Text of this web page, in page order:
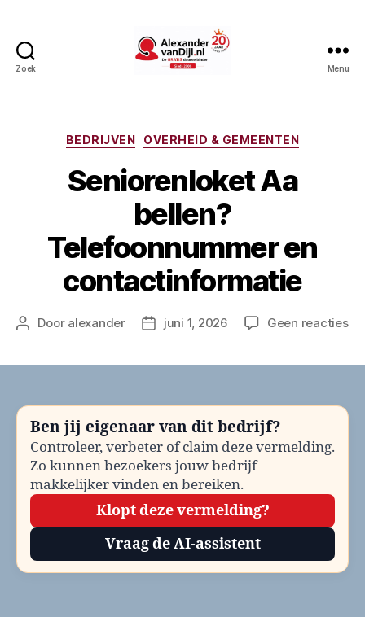
Zoek Menu
Categorieën
BEDRIJVEN OVERHEID & GEMEENTEN
Seniorenloket Aa
bellen?
Telefoonnummer en
contactinformatie
Berichtauteur
Door alexander Berichtdatum
juni 1, 2026 Geen reactiesop
en
Ben jij eigenaar van dit bedrijf?
Controleer, verbeter of claim deze vermelding.
Zo kunnen bezoekers jouw bedrijf
makkelijker vinden en bereiken.
Klopt deze vermelding?
Vraag de AI-assistent